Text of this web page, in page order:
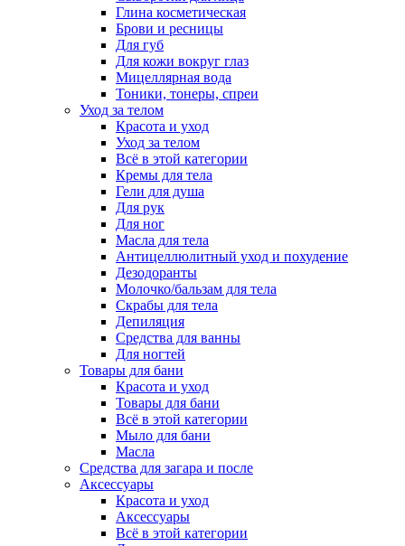
Глина косметическая
Брови и ресницы
Для губ
Для кожи вокруг глаз
Мицеллярная вода
Тоники, тонеры, спреи
Уход за телом
Красота и уход
Уход за телом
Всё в этой категории
Кремы для тела
Гели для душа
Для рук
Для ног
Масла для тела
Антицеллюлитный уход и похудение
Дезодоранты
Молочко/бальзам для тела
Скрабы для тела
Депиляция
Средства для ванны
Для ногтей
Товары для бани
Красота и уход
Товары для бани
Всё в этой категории
Мыло для бани
Масла
Средства для загара и после
Аксессуары
Красота и уход
Аксессуары
Всё в этой категории